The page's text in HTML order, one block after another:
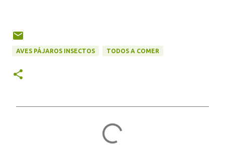
AVES PÁJAROS INSECTOS TODOS A COMER